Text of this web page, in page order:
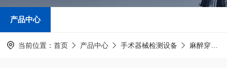
产品中心
当前位置： 首页 产品中心 手术器械检测设备 麻醉穿刺包测试仪